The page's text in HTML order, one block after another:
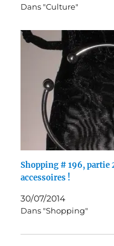
Dans "Culture"
Shopping # 196, partie
accessoires !
30/07/2014
Dans "Shopping"